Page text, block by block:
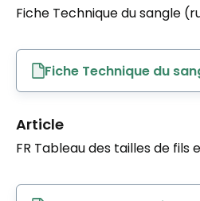
Fiche Technique du sangle
Fiche Technique du
Article
FR Tableau des tailles de fils